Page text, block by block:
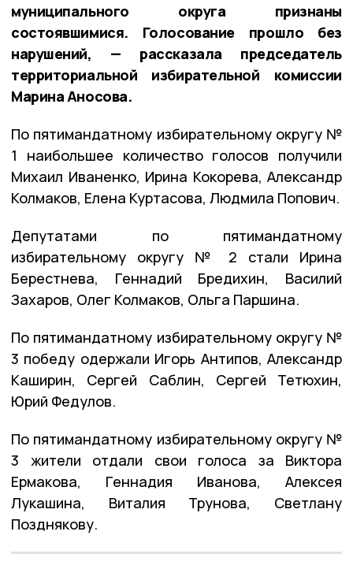
муниципального округа признаны
состоявшимися. Голосование прошло без
нарушений, — рассказала председатель
территориальной избирательной комиссии
Марина Аносова.
По пятимандатному избирательному округу №
1 наибольшее количество голосов получили
Михаил Иваненко, Ирина Кокорева, Александр
Колмаков, Елена Куртасова, Людмила Попович.
Депутатами по пятимандатному
избирательному округу № 2 стали Ирина
Берестнева, Геннадий Бредихин, Василий
Захаров, Олег Колмаков, Ольга Паршина.
По пятимандатному избирательному округу №
3 победу одержали Игорь Антипов, Александр
Каширин, Сергей Саблин, Сергей Тетюхин,
Юрий Федулов.
По пятимандатному избирательному округу №
3 жители отдали свои голоса за Виктора
Ермакова, Геннадия Иванова, Алексея
Лукашина, Виталия Трунова, Светлану
Позднякову.